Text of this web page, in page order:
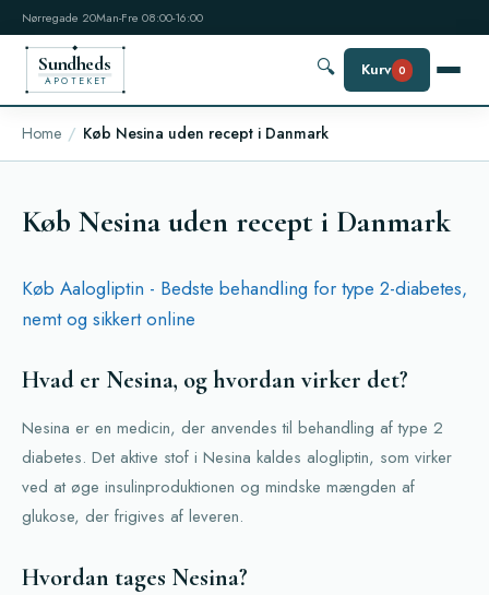
Nørregade 20Man-Fre 08:00-16:00
Sundheds
APOTEKET
🔍 Kurv 0
Home Køb Nesina uden recept i Danmark
Køb Nesina uden recept i Danmark
Køb Aalogliptin - Bedste behandling for type 2-diabetes,
nemt og sikkert online
Hvad er Nesina, og hvordan virker det?
Nesina er en medicin, der anvendes til behandling af type 2
diabetes. Det aktive stof i Nesina kaldes alogliptin, som virker
ved at øge insulinproduktionen og mindske mængden af
glukose, der frigives af leveren.
Hvordan tages Nesina?